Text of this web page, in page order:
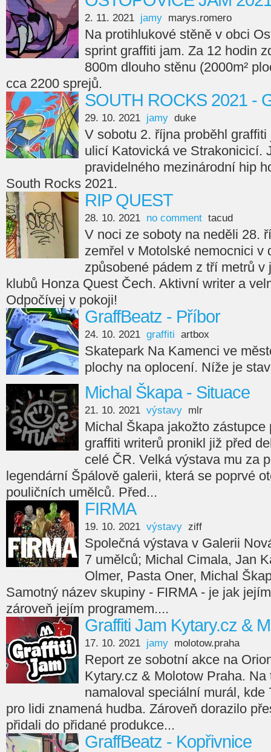
2. 11. 2021 jamy marys.romero
Na protihlukové stěně v obci
sprint graffiti jam. Za 12 hodin
800m dlouho stěnu (2000m²
cca 2200 sprejů.
SOUTH ROCKS 2021 -
29. 10. 2021 jamy duke
V sobotu 2. října proběhl
ulicí Katovická ve Strakonicicí.
pravidelného mezinárodní hip
South Rocks 2021.
RIP QUEST
28. 10. 2021 no comment tacud
V noci ze soboty na neděli 28.
zemřel v Motolské nemocnici v
způsobené pádem z tří metrů v
klubů Honza Quest Čech. Aktivní writer a
Odpočívej v pokoji!
GraffBeatz - Příbor
24. 10. 2021 graffiti artbox
Skatepark Na Kamenci ve
plochy na oplocení. Níže je
Michal Škapa - Situace
21. 10. 2021 výstavy mlr
Michal Škapa jakožto
graffiti writerů pronikl již před
celé ČR. Velká výstava mu za
legendární Špálově galerii, která se poprvé
pouličních umělců. Před...
FIRMA
19. 10. 2021 výstavy ziff
Společná výstava v Galerii
7 umělců; Michal Cimala, Jan
Olmer, Pasta Oner, Michal
Samotný název skupiny - FIRMA - je jak
zároveň jejím programem....
Graffiti Jam Kytary.cz &
17. 10. 2021 jamy molotow.praha
Report ze sobotní akce na
Kytary.cz & Molotow Praha. Na
namaloval speciální murál, kde
pro lidi znamená hudba. Zároveň dorazilo
přidali do přidané produkce...
GraffBeatz - Kopřivnice